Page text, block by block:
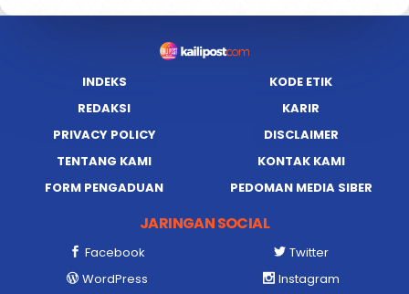
INDEKS
KODE ETIK
REDAKSI
KARIR
PRIVACY POLICY
DISCLAIMER
TENTANG KAMI
KONTAK KAMI
FORM PENGADUAN
PEDOMAN MEDIA SIBER
JARINGAN SOCIAL
Facebook
Twitter
WordPress
Instagram